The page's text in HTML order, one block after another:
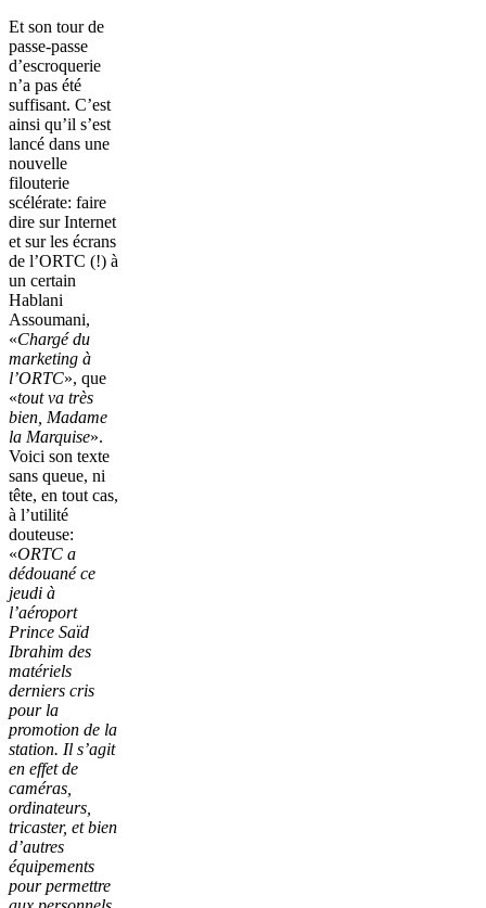
Et son tour de
passe-passe
d’escroquerie
n’a pas été
suffisant. C’est
ainsi qu’il s’est
lancé dans une
nouvelle
filouterie
scélérate: faire
dire sur Internet
et sur les écrans
de l’ORTC (!) à
un certain
Hablani
Assoumani,
«Chargé du
marketing à
l’ORTC», que
«tout va très
bien, Madame
la Marquise».
Voici son texte
sans queue, ni
tête, en tout cas,
à l’utilité
douteuse:
«ORTC a
dédouané ce
jeudi à
l’aéroport
Prince Saïd
Ibrahim des
matériels
derniers cris
pour la
promotion de la
station. Il s’agit
en effet de
caméras,
ordinateurs,
tricaster, et bien
d’autres
équipements
pour permettre